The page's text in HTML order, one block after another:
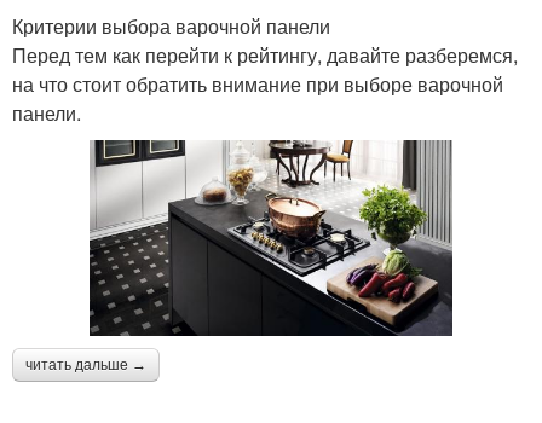
Критерии выбора варочной панели
Перед тем как перейти к рейтингу, давайте разберемся,
на что стоит обратить внимание при выборе варочной
панели.
читать дальше →